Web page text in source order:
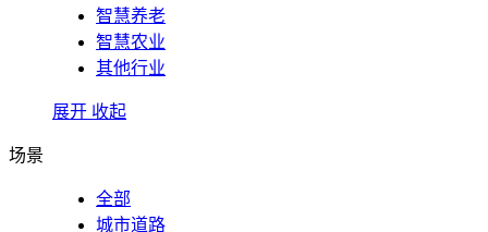
智慧养老
智慧农业
其他行业
展开 收起
场景
全部
城市道路